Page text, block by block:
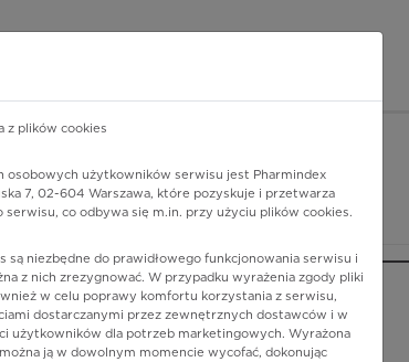
Pharmindex
lider wiedzy o lekach
z plików cookies
osobowych użytkowników serwisu jest Pharmindex
7, 02-604 Warszawa, które pozyskuje i przetwarza
serwisu, co odbywa się m.in. przy użyciu plików cookies.
są niezbędne do prawidłowego funkcjonowania serwisu i
z nich zrezygnować. W przypadku wyrażenia zgody pliki
w celu poprawy komfortu korzystania z serwisu,
dostarczanymi przez zewnętrznych dostawców i w
użytkowników dla potrzeb marketingowych. Wyrażona
ją w dowolnym momencie wycofać, dokonując